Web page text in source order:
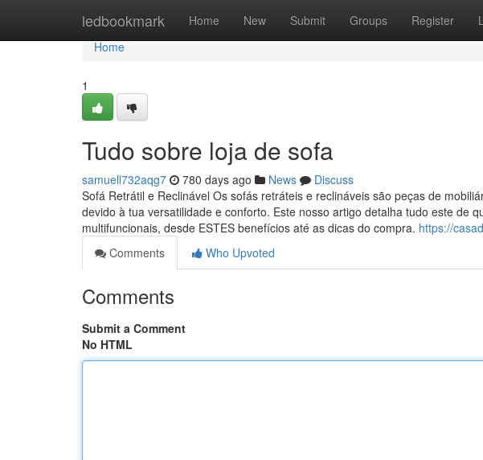
ledbookmark Home New Submit Groups Register
Home
Home
1
Tudo sobre loja de sofa
samuell732aqg7 780 days ago News
Discuss
Sofá Retrátil e Reclinável Os sofás retráteis e reclináveis são peças de
devido à tua versatilidade e conforto. Este nosso artigo detalha tudo este de
multifuncionais, desde ESTES benefícios até as dicas do compra. https://
Comments
Who Upvoted
Comments
Submit a Comment
No HTML